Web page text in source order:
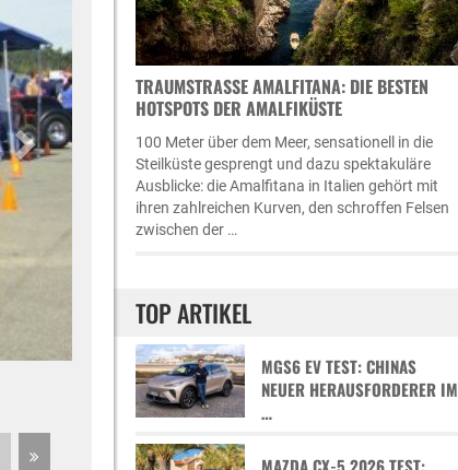
TRAUMSTRASSE AMALFITANA: DIE BESTEN H
OTSPOTS DER AMALFIKÜSTE
100 Meter über dem Meer, sensationell in die
Steilküste gesprengt und dazu spektakuläre
Ausblicke: die Amalfitana in Italien gehört mit
ihren zahlreichen Kurven, den schroffen Felsen
zwischen der …
TOP ARTIKEL
MGS6 EV TEST: CHINAS
NEUER HERAUSFORDERER IM
…